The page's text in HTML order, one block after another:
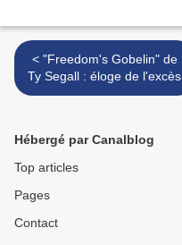
< "Freedom's Gobelin" de
Ty Segall : éloge de l'excès
Hébergé par Canalblog
Top articles
Pages
Contact